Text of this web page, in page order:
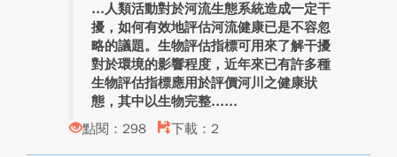
人類活動對於河流生態系統造成一定干
擾，如何有效地評估河流健康已是不容忽
略的議題。生物評估指標可用來了解干擾
對於環境的影響程度，近年來已有許多種
生物評估指標應用於評價河川之健康狀
態，其中以生物完整...
點閱：298
下載：2